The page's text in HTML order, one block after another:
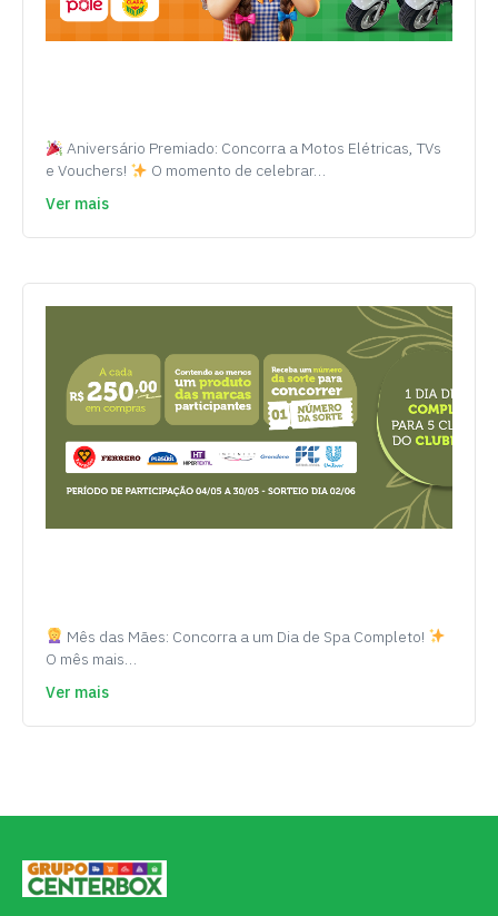
Aniversário Premiado: Concorra a Motos Elétricas, TVs
e Vouchers!
O momento de celebrar…
Ver mais
Mês das Mães: Concorra a um Dia de Spa Completo!
O mês mais…
Ver mais